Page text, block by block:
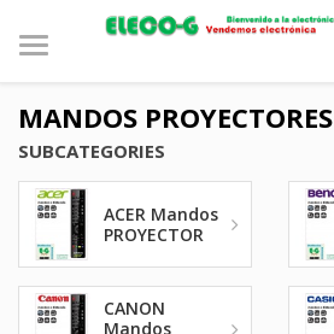
MANDOS PROYECTORES
SUBCATEGORIES
ACER Mandos
PROYECTOR
CANON
Mandos